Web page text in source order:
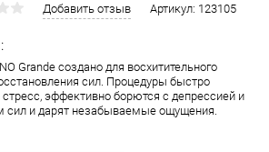
Добавить отзыв Артикул: 123105
Grande создано для восхитительного
сил. Процедуры быстро
эффективно борются с депрессией и
сил и дарят незабываемые ощущения.